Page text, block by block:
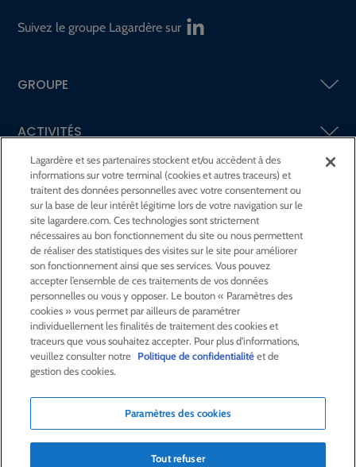
Suivez le groupe Lagardère sur
GROUPE
ACTIVITÉS
ACTIONNAIRES &INVESTISSEURS
LA RSECHEZ LAGARDÈRE
LA FONDATIONJEAN‑LUC LAGARDÈRE
CENTRE PRESSE
NOUS REJOINDRE
Alerte e-mail
Commande de publication
Plan du site
Lagardère et ses partenaires stockent et/ou accèdent à des
informations sur votre terminal (cookies et autres traceurs) et
traitent des données personnelles avec votre consentement ou
sur la base de leur intérêt légitime lors de votre navigation sur le
site lagardere.com. Ces technologies sont strictement
nécessaires au bon fonctionnement du site ou nous permettent
de réaliser des statistiques des visites sur le site pour améliorer
son fonctionnement ainsi que ses services. Vous pouvez
accepter l’ensemble de ces traitements de vos données
personnelles ou vous y opposer. Le bouton « Paramètres des
cookies » vous permet par ailleurs de paramétrer
individuellement les finalités de traitement des cookies et
traceurs que vous souhaitez accepter. Pour plus d'informations,
veuillez consulter notre Politique de confidentialitéet de
gestion des cookies.
Paramètres des cookies
Tout refuser